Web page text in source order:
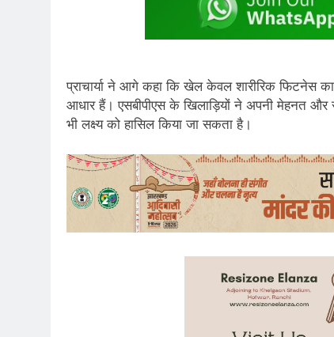
प्राचार्या ने आगे कहा कि खेल केवल शारीरिक फिटनेस का
आधार हैं। एसबीपीएस के खिलाड़ियों ने अपनी मेहनत
भी लक्ष्य को हासिल किया जा सकता है।